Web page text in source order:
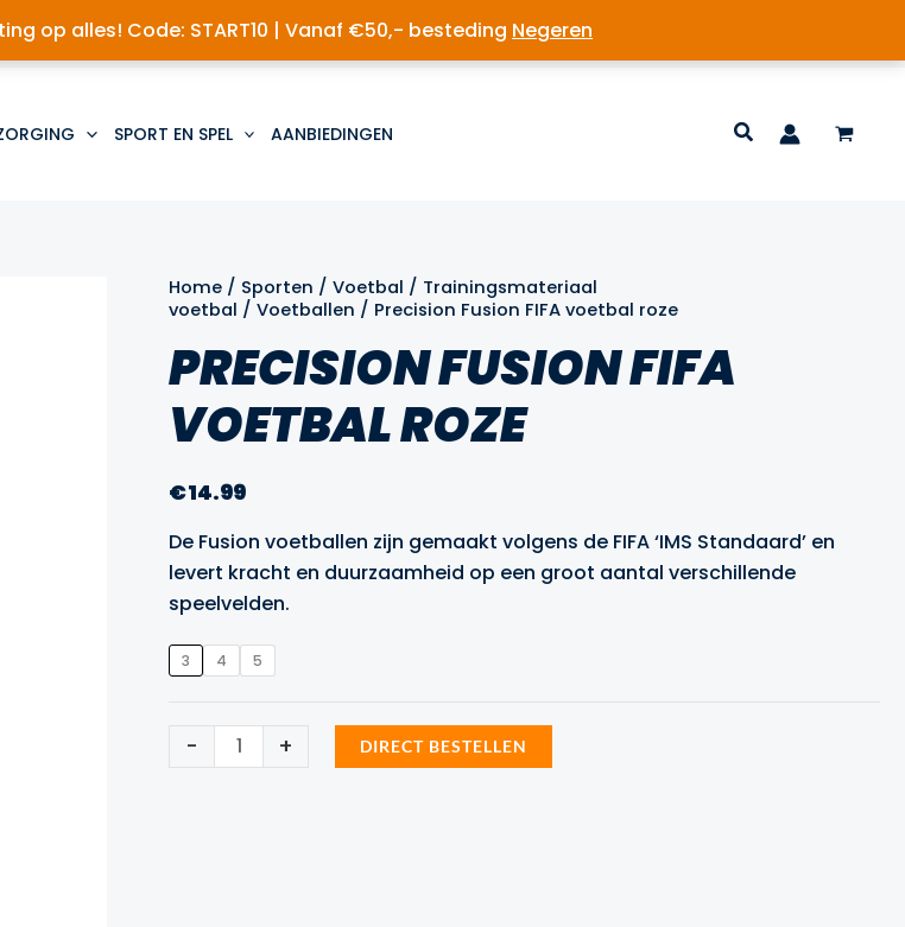
op alles! Code: START10 | Vanaf €50,- besteding Negeren
SPORT EN SPEL AANBIEDINGEN
Home / Sporten /Voetbal / Trainingsmateriaal
voetbal /Voetballen / Precision Fusion FIFA voetbal roze
PRECISION FUSION FIFA
VOETBAL ROZE
€14.99
De Fusion voetballen zijn gemaakt volgens de FIFA ‘IMS Standaard’ en
levert kracht en duurzaamheid op een groot aantal verschillende
speelvelden.
3 4 5
-
Precision
+ DIRECT BESTELLEN